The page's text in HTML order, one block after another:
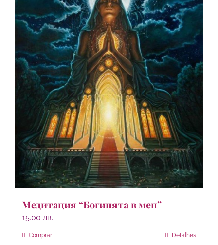
Медитация “Богинята в мен”
15.00 лв.
Comprar Detalhes